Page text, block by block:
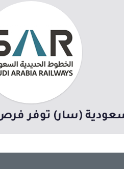
(سار) توفر فرص